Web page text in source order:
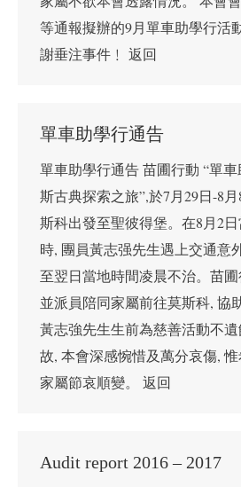
等通報擬辦的9月單車助學行活
謝垂注事件﹗ 返回
單車助學行通告
單車助學行通告 苗圃行動 “單車
斯古典探索之旅”,於7月29日-8
斯科出發至聖彼得堡。在8月2
時, 團員黃志强先生遇上交通意
至翌日當地時間凌晨不治。苗圃
並派員陪同家屬前往莫斯科, 協
黃志強先生生前為慈善活動不
故, 本會深感惋惜及萬分哀傷,
家屬節哀順變。 返回
Audit report 2016 – 2017